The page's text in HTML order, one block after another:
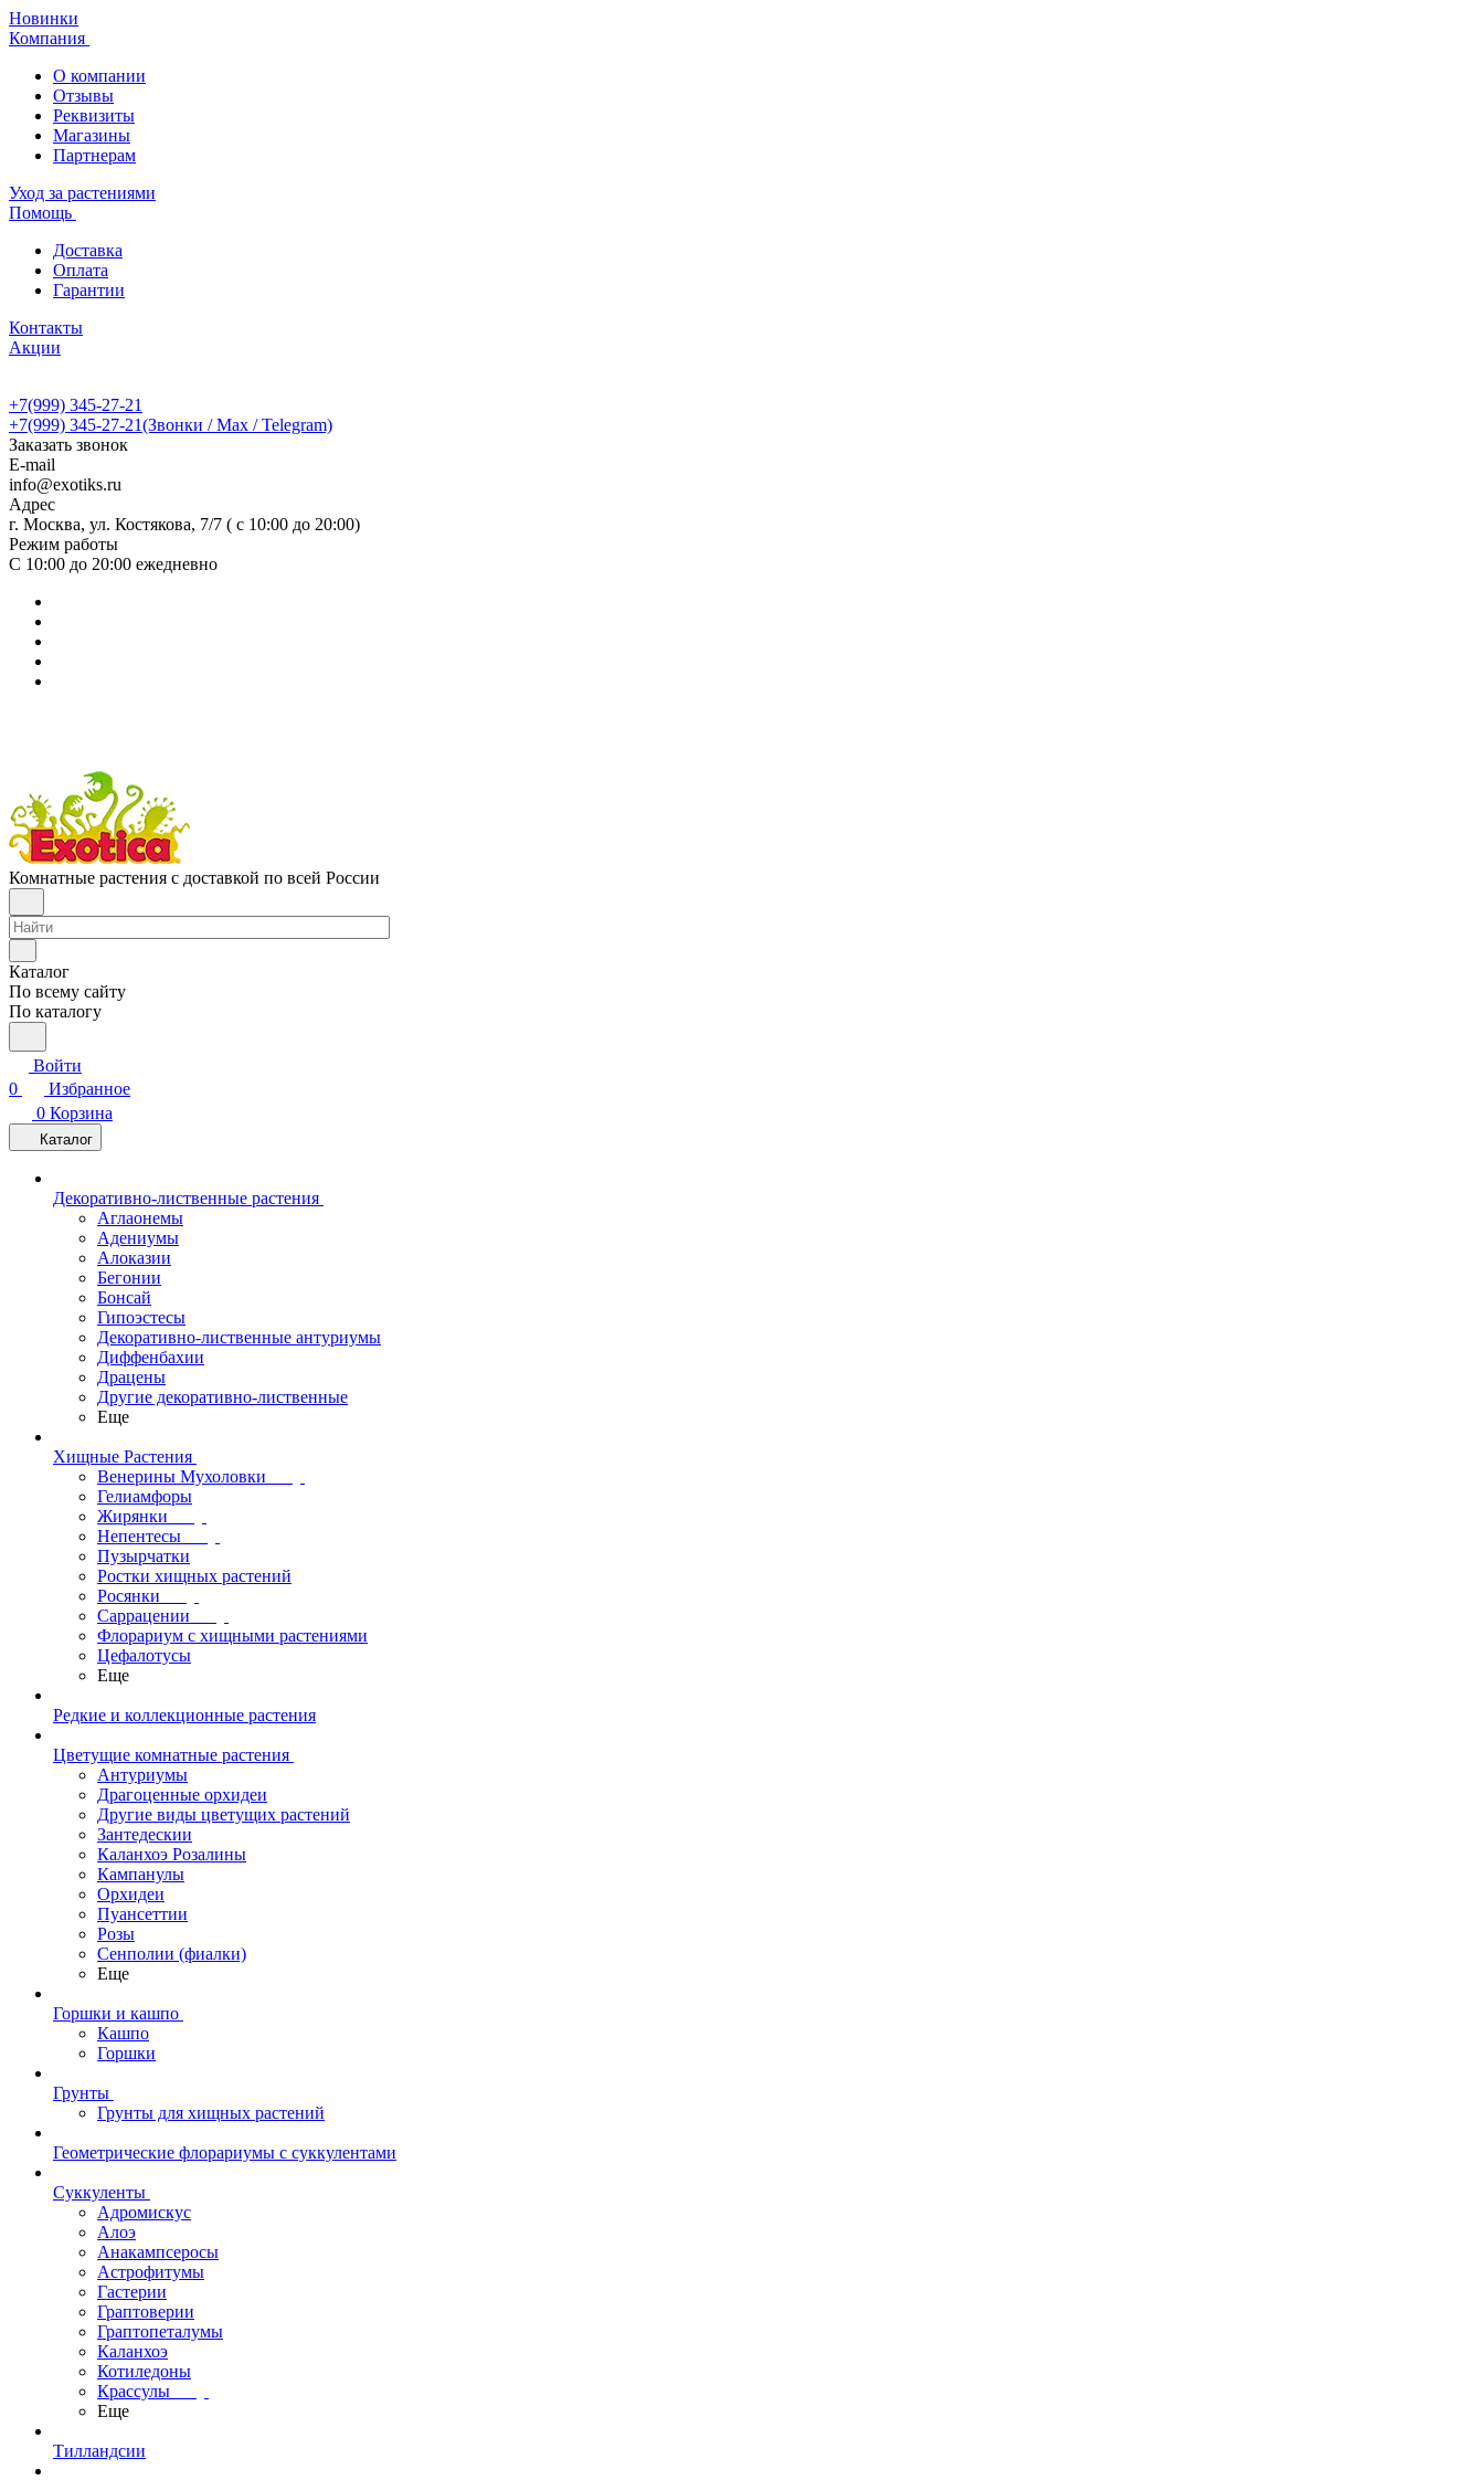
Новинки
Компания
О компании
Отзывы
Реквизиты
Магазины
Партнерам
Уход за растениями
Помощь
Доставка
Оплата
Гарантии
Контакты
Акции
+7(999) 345-27-21
+7(999) 345-27-21(Звонки / Max / Telegram)
Заказать звонок
E-mail
info@exotiks.ru
Адрес
г. Москва, ул. Костякова, 7/7 ( с 10:00 до 20:00)
Режим работы
С 10:00 до 20:00 ежедневно
Комнатные растения с доставкой по всей России
Каталог
По всему сайту
По каталогу
Войти
0
Избранное
0 Корзина
Каталог
Декоративно-лиственные растения
Аглаонемы
Адениумы
Алоказии
Бегонии
Бонсай
Гипоэстесы
Декоративно-лиственные антуриумы
Диффенбахии
Драцены
Другие декоративно-лиственные
Еще
Хищные Растения
Венерины Мухоловки
Гелиамфоры
Жирянки
Непентесы
Пузырчатки
Ростки хищных растений
Росянки
Саррацении
Флорариум с хищными растениями
Цефалотусы
Еще
Редкие и коллекционные растения
Цветущие комнатные растения
Антуриумы
Драгоценные орхидеи
Другие виды цветущих растений
Зантедескии
Каланхоэ Розалины
Кампанулы
Орхидеи
Пуансеттии
Розы
Сенполии (фиалки)
Еще
Горшки и кашпо
Кашпо
Горшки
Грунты
Грунты для хищных растений
Геометрические флорариумы с суккулентами
Суккуленты
Адромискус
Алоэ
Анакампсеросы
Астрофитумы
Гастерии
Граптоверии
Граптопеталумы
Каланхоэ
Котиледоны
Крассулы
Еще
Тилландсии